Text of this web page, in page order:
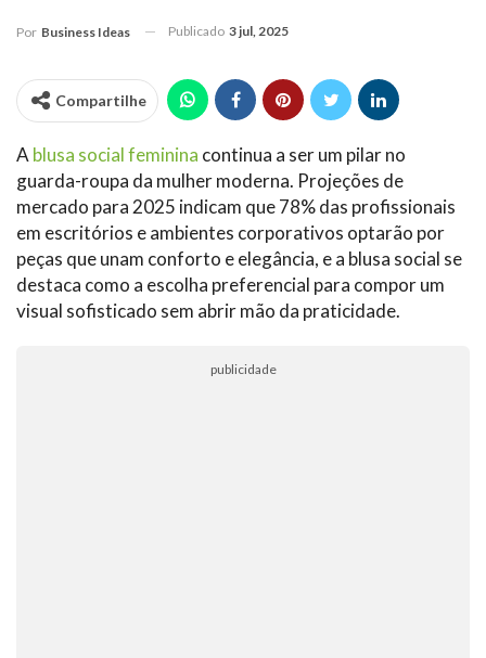
Por Business Ideas Publicado 3 jul, 2025
Compartilhe
A blusa social feminina continua a ser um pilar no
guarda-roupa da mulher moderna. Projeções de
mercado para 2025 indicam que 78% das profissionais
em escritórios e ambientes corporativos optarão por
peças que unam conforto e elegância, e a blusa social se
destaca como a escolha preferencial para compor um
visual sofisticado sem abrir mão da praticidade.
publicidade